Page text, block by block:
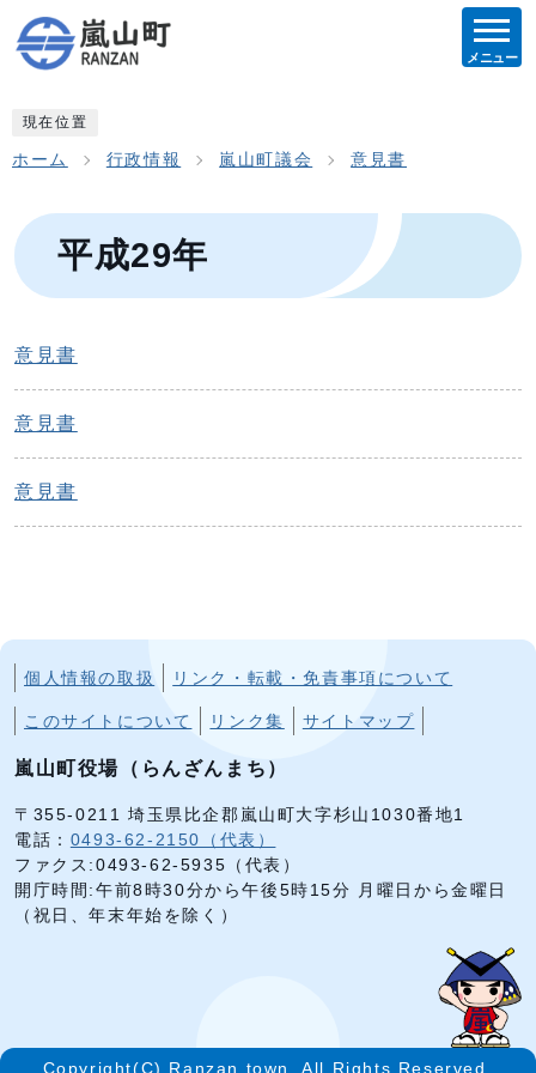
メニュー
現在位置
ホーム 行政情報 嵐山町議会 意見書
平成29年
意見書
意見書
意見書
個人情報の取扱 リンク・転載・免責事項について
このサイトについて リンク集 サイトマップ
嵐山町役場（らんざんまち）
〒355-0211 埼玉県比企郡嵐山町大字杉山1030番地1
電話： 0493-62-2150（代表）
ファクス:0493-62-5935（代表）
開庁時間:午前8時30分から午後5時15分 月曜日から金曜日
（祝日、年末年始を除く）
Copyright(C) Ranzan town. All Rights Reserved.